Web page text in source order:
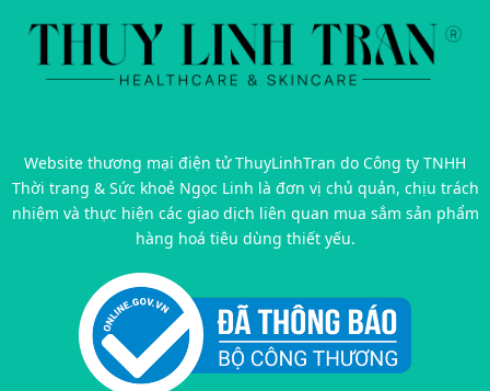
Website thương mại điện tử ThuyLinhTran do Công ty TNHH
Thời trang & Sức khoẻ Ngọc Linh là đơn vị chủ quản, chịu trách
nhiệm và thực hiện các giao dịch liên quan mua sắm sản phẩm
hàng hoá tiêu dùng thiết yếu.